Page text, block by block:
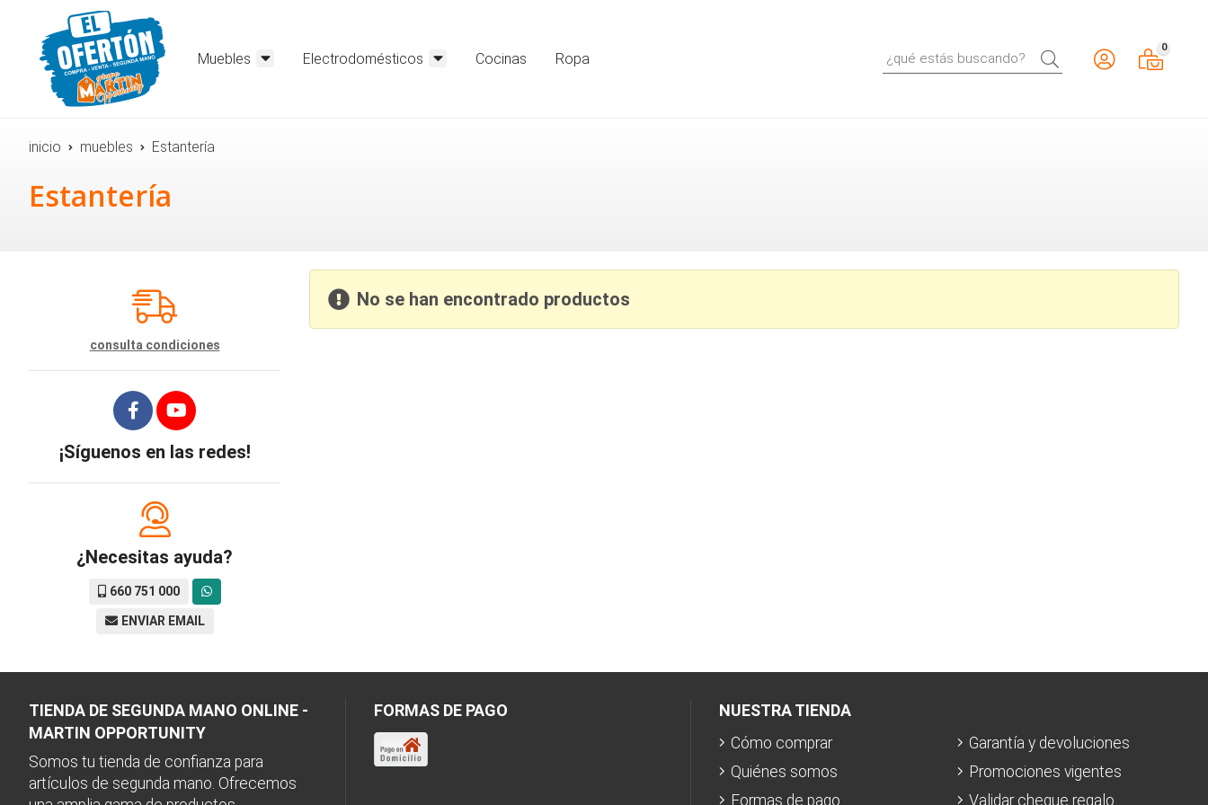
Muebles Electrodomésticos Cocinas Ropa Buscar 0
inicio muebles Estantería
Estantería
No se han encontrado productos
consulta condiciones
¡Síguenos en las redes!
¿Necesitas ayuda?
660 751 000
ENVIAR EMAIL
TIENDA DE SEGUNDA MANO ONLINE -
MARTIN OPPORTUNITY
Somos tu tienda de confianza para
artículos de segunda mano. Ofrecemos
FORMAS DE PAGO NUESTRA TIENDA
Cómo comprar
Quiénes somos
Formas de pago
Garantía y devoluciones
Promociones vigentes
Validar cheque regalo